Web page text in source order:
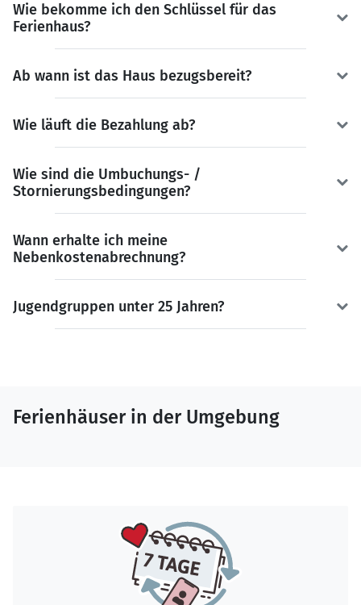
Wie bekomme ich den Schlüssel für das
Ferienhaus?
Ab wann ist das Haus bezugsbereit?
Wie läuft die Bezahlung ab?
Wie sind die Umbuchungs- /
Stornierungsbedingungen?
Wann erhalte ich meine
Nebenkostenabrechnung?
Jugendgruppen unter 25 Jahren?
Ferienhäuser in der Umgebung